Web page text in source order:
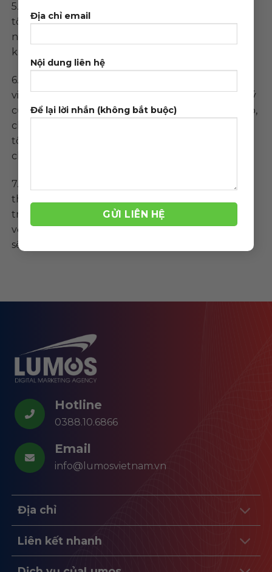
Địa chỉ email
Nội dung liên hệ
Để lại lời nhắn (không bắt buộc)
5. Người sử dụng tuân thủ các thủ tục mà chúng
tôi đưa ra và sẽ không được dùng server vào
những mục đích có thể gây ảnh hưởng đến các
khách hàng khác của chúng tôi.
6. Chúng tôi sao lưu dữ liệu hàng tuần, tuy nhiên
việc sao lưu này chỉ phục vụ cho mục đích quản lý
của chúng tôi. Nếu khách hàng yêu cầu cung cấp,
chúng tôi sẽ gửi những bản sao lưu nhưng chúng
tôi không chịu trách nhiệm về những sự cố xảy ra
cho các dữ liệu này.
7. Chúng tôi sẽ tạm ngưng dịch vụ mà không cần
thông báo trước vì lý do vi phạm các điều khoản
trên hợp đồng. Trường hợp khách hàng cam kết
với chúng tôi không tái vi phạm quy định sử dụng
sẽ phải gửi Công văn cam kết (bản cứng).
Hotline
0388.10.6866
Email
info@lumosvietnam.vn
Địa chỉ
Liên kết nhanh